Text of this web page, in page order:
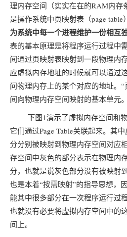
理内存空间（实实在在的RAM内存
是操作系统中页映射表（page table
为系统中每一个进程维护一份相互
表的基本原理是将程序运行过程中
间通过页映射表映射到一段物理内
应虚拟内存地址的时候就可以通过
问物理内存上的某个对应的地址。
间向物理内存空间映射的基本单元。
下图1演示了虚拟内存空间和物
它们通过Page Table关联起来。其
分分别被映射到物理内存空间对应
存空间中灰色的部分表示在物理内
分，也就是说灰色部分没有被映射
也是本着“按需映射”的指导思想，
能其中很多部分在一次程序运行过
也就没有必要将虚拟内存空间中的
间上。